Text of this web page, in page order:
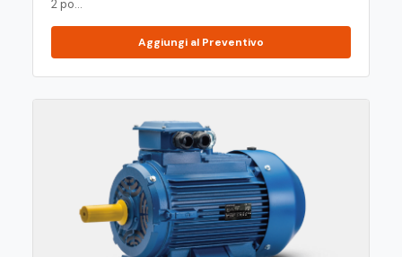
2 po...
Aggiungi al Preventivo